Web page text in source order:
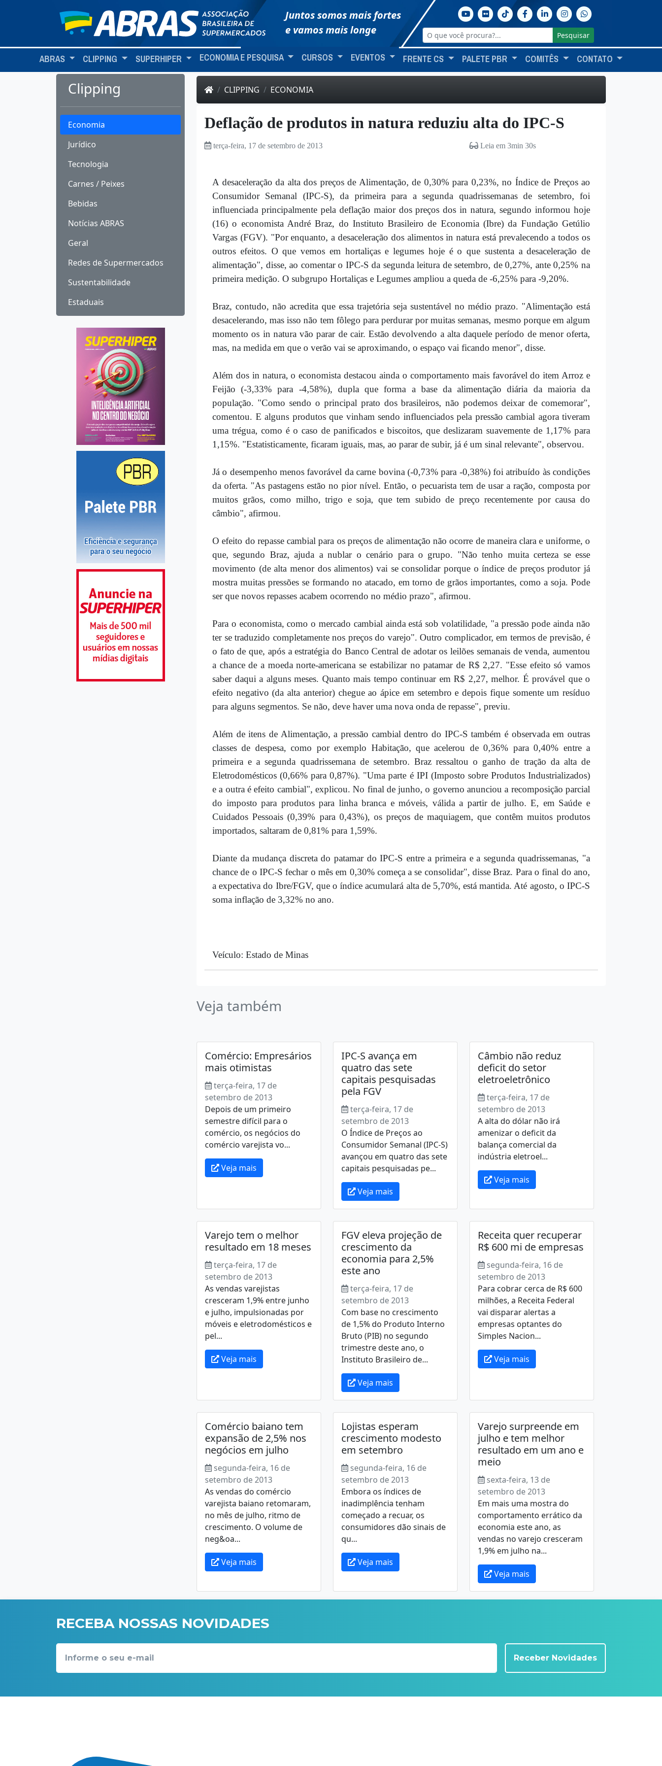
Juntos somos mais fortes
e vamos mais longe
Pesquisar
ABRAS CLIPPING SUPERHIPER ECONOMIA E PESQUISA CURSOS EVENTOS FRENTE CS PALETE PBR COMITÊS CONTATO
Clipping
Economia
Jurídico
Tecnologia
Carnes / Peixes
Bebidas
Notícias ABRAS
Geral
Redes de Supermercados
Sustentabilidade
Estaduais
CLIPPING ECONOMIA
Deflação de produtos in natura reduziu alta do IPC-S
terça-feira, 17 de setembro de 2013 Leia em 3min 30s
A desaceleração da alta dos preços de Alimentação, de 0,30% para 0,23%, no Índice de Preços ao
Consumidor Semanal (IPC-S), da primeira para a segunda quadrissemanas de setembro, foi
influenciada principalmente pela deflação maior dos preços dos in natura, segundo informou hoje
(16) o economista André Braz, do Instituto Brasileiro de Economia (Ibre) da Fundação Getúlio
Vargas (FGV). "Por enquanto, a desaceleração dos alimentos in natura está prevalecendo a todos os
outros efeitos. O que vemos em hortaliças e legumes hoje é o que sustenta a desaceleração de
alimentação", disse, ao comentar o IPC-S da segunda leitura de setembro, de 0,27%, ante 0,25% na
primeira medição. O subgrupo Hortaliças e Legumes ampliou a queda de -6,25% para -9,20%.
Braz, contudo, não acredita que essa trajetória seja sustentável no médio prazo. "Alimentação está
desacelerando, mas isso não tem fôlego para perdurar por muitas semanas, mesmo porque em algum
momento os in natura vão parar de cair. Estão devolvendo a alta daquele período de menor oferta,
mas, na medida em que o verão vai se aproximando, o espaço vai ficando menor", disse.
Além dos in natura, o economista destacou ainda o comportamento mais favorável do item Arroz e
Feijão (-3,33% para -4,58%), dupla que forma a base da alimentação diária da maioria da
população. "Como sendo o principal prato dos brasileiros, não podemos deixar de comemorar",
comentou. E alguns produtos que vinham sendo influenciados pela pressão cambial agora tiveram
uma trégua, como é o caso de panificados e biscoitos, que deslizaram suavemente de 1,17% para
1,15%. "Estatisticamente, ficaram iguais, mas, ao parar de subir, já é um sinal relevante", observou.
Já o desempenho menos favorável da carne bovina (-0,73% para -0,38%) foi atribuído às condições
da oferta. "As pastagens estão no pior nível. Então, o pecuarista tem de usar a ração, composta por
muitos grãos, como milho, trigo e soja, que tem subido de preço recentemente por causa do
câmbio", afirmou.
O efeito do repasse cambial para os preços de alimentação não ocorre de maneira clara e uniforme, o
que, segundo Braz, ajuda a nublar o cenário para o grupo. "Não tenho muita certeza se esse
movimento (de alta menor dos alimentos) vai se consolidar porque o índice de preços produtor já
mostra muitas pressões se formando no atacado, em torno de grãos importantes, como a soja. Pode
ser que novos repasses acabem ocorrendo no médio prazo", afirmou.
Para o economista, como o mercado cambial ainda está sob volatilidade, "a pressão pode ainda não
ter se traduzido completamente nos preços do varejo". Outro complicador, em termos de previsão, é
o fato de que, após a estratégia do Banco Central de adotar os leilões semanais de venda, aumentou
a chance de a moeda norte-americana se estabilizar no patamar de R$ 2,27. "Esse efeito só vamos
saber daqui a alguns meses. Quanto mais tempo continuar em R$ 2,27, melhor. É provável que o
efeito negativo (da alta anterior) chegue ao ápice em setembro e depois fique somente um resíduo
para alguns segmentos. Se não, deve haver uma nova onda de repasse", previu.
Além de itens de Alimentação, a pressão cambial dentro do IPC-S também é observada em outras
classes de despesa, como por exemplo Habitação, que acelerou de 0,36% para 0,40% entre a
primeira e a segunda quadrissemana de setembro. Braz ressaltou o ganho de tração da alta de
Eletrodomésticos (0,66% para 0,87%). "Uma parte é IPI (Imposto sobre Produtos Industrializados)
e a outra é efeito cambial", explicou. No final de junho, o governo anunciou a recomposição parcial
do imposto para produtos para linha branca e móveis, válida a partir de julho. E, em Saúde e
Cuidados Pessoais (0,39% para 0,43%), os preços de maquiagem, que contêm muitos produtos
importados, saltaram de 0,81% para 1,59%.
Diante da mudança discreta do patamar do IPC-S entre a primeira e a segunda quadrissemanas, "a
chance de o IPC-S fechar o mês em 0,30% começa a se consolidar", disse Braz. Para o final do ano,
a expectativa do Ibre/FGV, que o índice acumulará alta de 5,70%, está mantida. Até agosto, o IPC-S
soma inflação de 3,32% no ano.
Veículo: Estado de Minas
Veja também
Comércio: Empresários
mais otimistas
terça-feira, 17 de
setembro de 2013
Depois de um primeiro
semestre difícil para o
comércio, os negócios do
comércio varejista vo...
Veja mais
IPC-S avança em
quatro das sete
capitais pesquisadas
pela FGV
terça-feira, 17 de
setembro de 2013
O Índice de Preços ao
Consumidor Semanal (IPC-S)
avançou em quatro das sete
capitais pesquisadas pe...
Veja mais
Câmbio não reduz
deficit do setor
eletroeletrônico
terça-feira, 17 de
setembro de 2013
A alta do dólar não irá
amenizar o deficit da
balança comercial da
indústria eletroel...
Veja mais
Varejo tem o melhor
resultado em 18 meses
terça-feira, 17 de
setembro de 2013
As vendas varejistas
cresceram 1,9% entre junho
e julho, impulsionadas por
móveis e eletrodomésticos e
pel...
Veja mais
FGV eleva projeção de
crescimento da
economia para 2,5%
este ano
terça-feira, 17 de
setembro de 2013
Com base no crescimento
de 1,5% do Produto Interno
Bruto (PIB) no segundo
trimestre deste ano, o
Instituto Brasileiro de...
Veja mais
Receita quer recuperar
R$ 600 mi de empresas
segunda-feira, 16 de
setembro de 2013
Para cobrar cerca de R$ 600
milhões, a Receita Federal
vai disparar alertas a
empresas optantes do
Simples Nacion...
Veja mais
Comércio baiano tem
expansão de 2,5% nos
negócios em julho
segunda-feira, 16 de
setembro de 2013
As vendas do comércio
varejista baiano retomaram,
no mês de julho, ritmo de
crescimento. O volume de
neg&oa...
Veja mais
Lojistas esperam
crescimento modesto
em setembro
segunda-feira, 16 de
setembro de 2013
Embora os índices de
inadimplência tenham
começado a recuar, os
consumidores dão sinais de
qu...
Veja mais
Varejo surpreende em
julho e tem melhor
resultado em um ano e
meio
sexta-feira, 13 de
setembro de 2013
Em mais uma mostra do
comportamento errático da
economia este ano, as
vendas no varejo cresceram
1,9% em julho na...
Veja mais
RECEBA NOSSAS NOVIDADES
Receber Novidades